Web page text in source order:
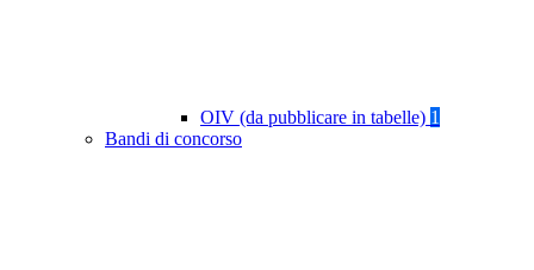
OIV (da pubblicare in tabelle) 1
Bandi di concorso